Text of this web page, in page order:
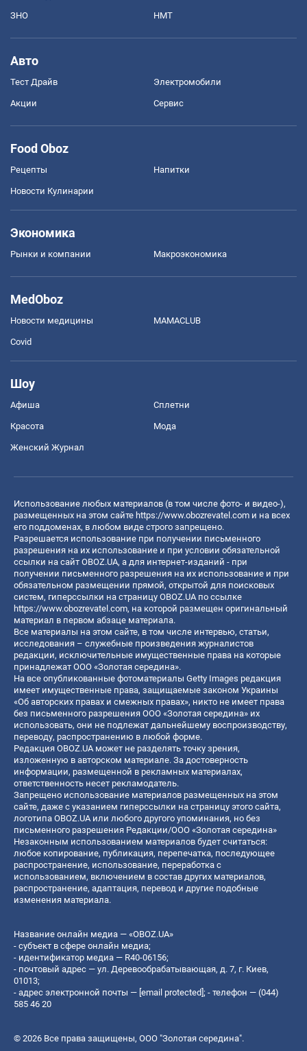
ЗНО НМТ
Авто
Тест Драйв Электромобили
Акции Сервис
Food Oboz
Рецепты Напитки
Новости Кулинарии
Экономика
Рынки и компании Mакроэкономика
MedOboz
Новости медицины MAMACLUB
Covid
Шоу
Афиша Сплетни
Красота Мода
Женский Журнал
Использование любых материалов (в том числе фото- и видео-),
размещенных на этом сайте https://www.obozrevatel.com и на всех
его поддоменах, в любом виде строго запрещено.
Разрешается использование при получении письменного
разрешения на их использование и при условии обязательной
ссылки на сайт OBOZ.UA, а для интернет-изданий - при
получении письменного разрешения на их использование и при
обязательном размещении прямой, открытой для поисковых
систем, гиперссылки на страницу OBOZ.UA по ссылке
https://www.obozrevatel.com, на которой размещен оригинальный
материал в первом абзаце материала.
Все материалы на этом сайте, в том числе интервью, статьи,
исследования – служебные произведения журналистов
редакции, исключительные имущественные права на которые
принадлежат ООО «Золотая середина».
На все опубликованные фотоматериалы Getty Images редакция
имеет имущественные права, защищаемые законом Украины
«Об авторских правах и смежных правах», никто не имеет права
без письменного разрешения ООО «Золотая середина» их
использовать, они не подлежат дальнейшему воспроизводству,
переводу, распространению в любой форме.
Редакция OBOZ.UA может не разделять точку зрения,
изложенную в авторском материале. За достоверность
информации, размещенной в рекламных материалах,
ответственность несет рекламодатель.
Запрещено использование материалов размещенных на этом
сайте, даже с указанием гиперссылки на страницу этого сайта,
логотипа OBOZ.UA или любого другого упоминания, но без
письменного разрешения Редакции/ООО «Золотая середина»
Незаконным использованием материалов будет считаться:
любое копирование, публикация, перепечатка, последующее
распространение, использование, переработка с
использованием, включением в состав других материалов,
распространение, адаптация, перевод и другие подобные
изменения материала.
Название онлайн медиа — «OBOZ.UA»
- субъект в сфере онлайн медиа;
- идентификатор медиа — R40-06156;
- почтовый адрес — ул. Деревообрабатывающая, д. 7, г. Киев,
01013;
- адрес электронной почты — [email protected]; - телефон — (044)
585 46 20
© 2026 Все права защищены, ООО "Золотая середина".